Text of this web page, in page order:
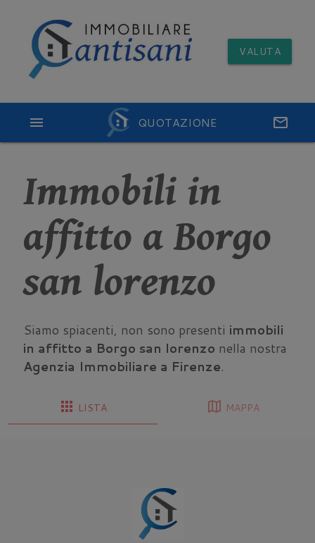
VALUTA
QUOTAZIONE email
menu
Immobili in
affitto a Borgo
san lorenzo
Siamo spiacenti, non sono presenti immobili
in affitto a Borgo san lorenzo nella nostra
Agenzia Immobiliare a Firenze.
apps LISTA map MAPPA